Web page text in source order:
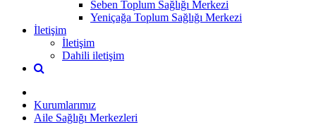
Seben Toplum Sağlığı Merkezi
Yeniçağa Toplum Sağlığı Merkezi
İletişim
İletişim
Dahili iletişim
Kurumlarımız
Aile Sağlığı Merkezleri